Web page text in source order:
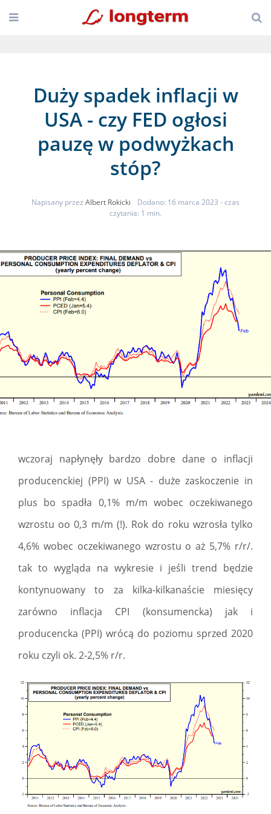
Duży spadek inflacji w
USA - czy FED ogłosi
pauzę w podwyżkach
stóp?
Napisany przez Albert Rokicki Dodano: 16 marca 2023 - czas
czytania: 1 min.
wczoraj napłynęły bardzo dobre dane o inflacji
producenckiej (PPI) w USA - duże zaskoczenie in
plus bo spadła 0,1% m/m wobec oczekiwanego
wzrostu oo 0,3 m/m (!). Rok do roku wzrosła tylko
4,6% wobec oczekiwanego wzrostu o aż 5,7% r/r/.
tak to wygląda na wykresie i jeśli trend będzie
kontynuowany to za kilka-kilkanaście miesięcy
zarówno inflacja CPI (konsumencka) jak i
producencka (PPI) wrócą do poziomu sprzed 2020
roku czyli ok. 2-2,5% r/r.